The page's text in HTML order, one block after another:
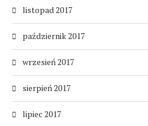
listopad 2017
październik 2017
wrzesień 2017
sierpień 2017
lipiec 2017